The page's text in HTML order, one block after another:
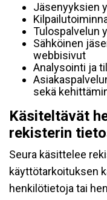
Jäsenyyksien
Tulospalvelun
Sähköinen
webbisivut
Analysointi ja
sekä
Käsiteltävät
rekisterin
Seura käsittelee
käyttötarkoituksen
henkilötietoja tai